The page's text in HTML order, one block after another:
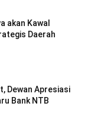
akan Kawal
Daerah
Dewan Apresiasi
Bank NTB